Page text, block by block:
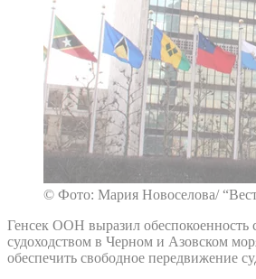
© Фото: Мария Новоселова/
Генсек ООН выразил обеспокоенность
судоходством в Черном и Азовском
обеспечить свободное передвижение